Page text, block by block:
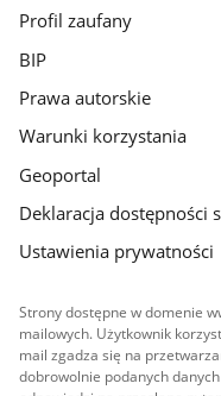
Profil zaufany
BIP
Prawa autorskie
Warunki korzystania
Geoportal
Deklaracja dostępności
Ustawienia prywatności
Strony dostępne w domenie
mailowych. Użytkownik
mail zgadza się na
dobrowolnie podanych